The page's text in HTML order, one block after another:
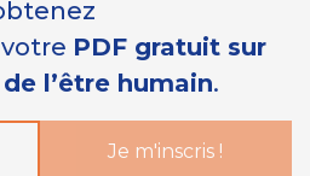
PDF gratuit sur
l’être humain.